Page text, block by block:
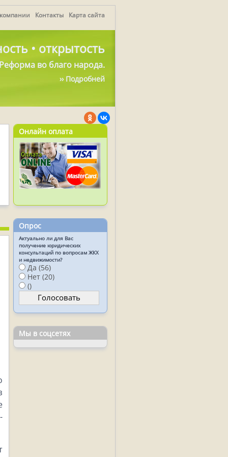
Контакты Карта сайта
• открытость
во благо народа.
›› Подробней
Онлайн оплата
Опрос
Актуально ли для Вас
получение юридических
консультаций по вопросам ЖКХ
и недвижимости?
Да (56)
Нет (20)
()
Мы в соцсетях